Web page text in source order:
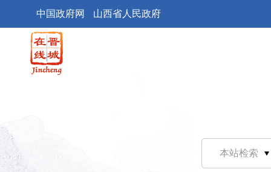
中国政府网 山西省人民政府
本站检索